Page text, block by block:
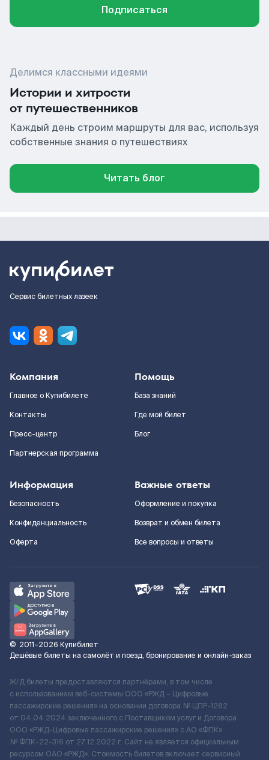
Подписаться
Делимся классными идеями
Истории и хитрости
от путешественников
Каждый день строим маршруты для вас, используя
собственные знания о путешествиях
Читать блог
Сервис билетных лазеек
Компания
Главное о Купибилете
Контакты
Пресс-центр
Партнерская программа
Помощь
База знаний
Где мой билет
Блог
Информация
Безопасность
Конфиденциальность
Оферта
Важные ответы
Оформление и покупка
Возврат и обмен билета
Все вопросы и ответы
© 2011–2026 Купибилет
Дешёвые билеты на самолёт и поезд, бронирование и онлайн-заказ
Ж/Д билеты предоставляются партнёрами, в том числе
с использованием веб-системы ООО «РЖД – Цифровые
пассажирские решения» на основании договора № ЦПР-1282
от 04.04.2024 заключенного с Поставщиком услуг и Договора
ООО «РЖД-Цифровые пассажирские решения» c АО «ФПК»
№ ФПК-22-316 от 27.12.2022 г. Сайт не является официальным
ресурсом ОАО «РЖД». Стоимость билетов включает сервисный